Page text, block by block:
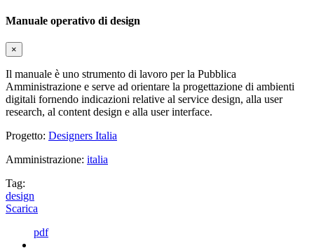
Manuale operativo di design
×
Il manuale è uno strumento di lavoro per la Pubblica
Amministrazione e serve ad orientare la progettazione di ambienti
digitali fornendo indicazioni relative al service design, alla user
research, al content design e alla user interface.
Progetto: Designers Italia
Amministrazione: italia
Tag:
design
Scarica
pdf